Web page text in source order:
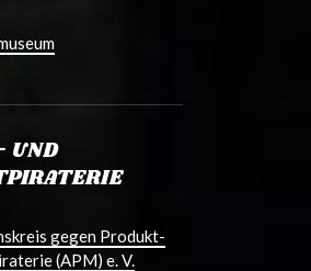
UND
gegen Produkt-
(APM) e. V.